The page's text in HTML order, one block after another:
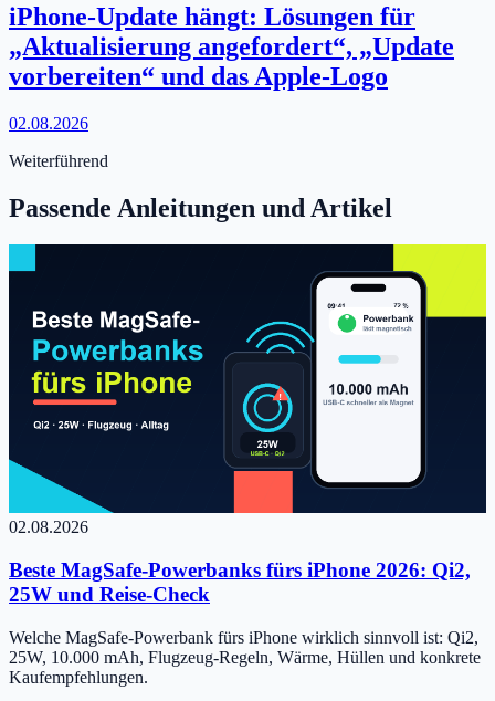
iPhone-Update hängt: Lösungen für
„Aktualisierung angefordert“, „Update
vorbereiten“ und das Apple-Logo
02.08.2026
Weiterführend
Passende Anleitungen und Artikel
02.08.2026
Beste MagSafe-Powerbanks fürs iPhone 2026: Qi2,
25W und Reise-Check
Welche MagSafe-Powerbank fürs iPhone wirklich sinnvoll ist: Qi2,
25W, 10.000 mAh, Flugzeug-Regeln, Wärme, Hüllen und konkrete
Kaufempfehlungen.